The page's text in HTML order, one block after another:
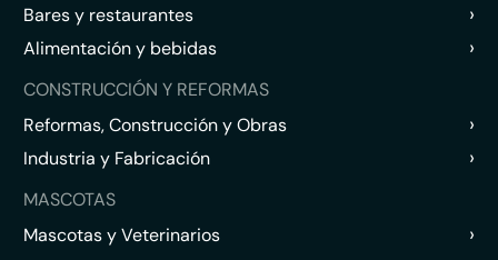
Bares y restaurantes
›
Alimentación y bebidas ›
CONSTRUCCIÓN Y REFORMAS
Reformas, Construcción y Obras
›
Industria y Fabricación ›
MASCOTAS
Mascotas y Veterinarios
›